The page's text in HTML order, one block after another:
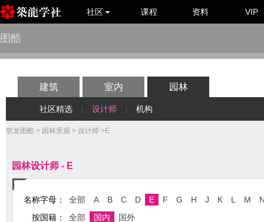
社区 课程 资料 VIP
图酷
建筑 室内 园林
社区精选 设计师 机构
筑龙图酷 > 园林景观 > 设计师 >E
园林设计师 - E
名称字母： 全部 A B C D E F G H J K L M
按国籍：
全部 国内
国外